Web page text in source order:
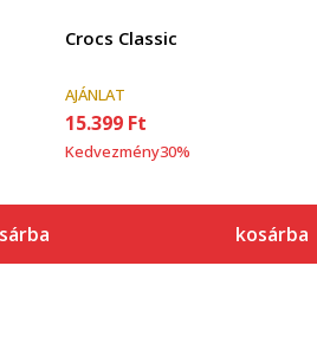
Crocs Classic
AJÁNLAT
15.399 Ft
Kedvezmény30%
kosárba